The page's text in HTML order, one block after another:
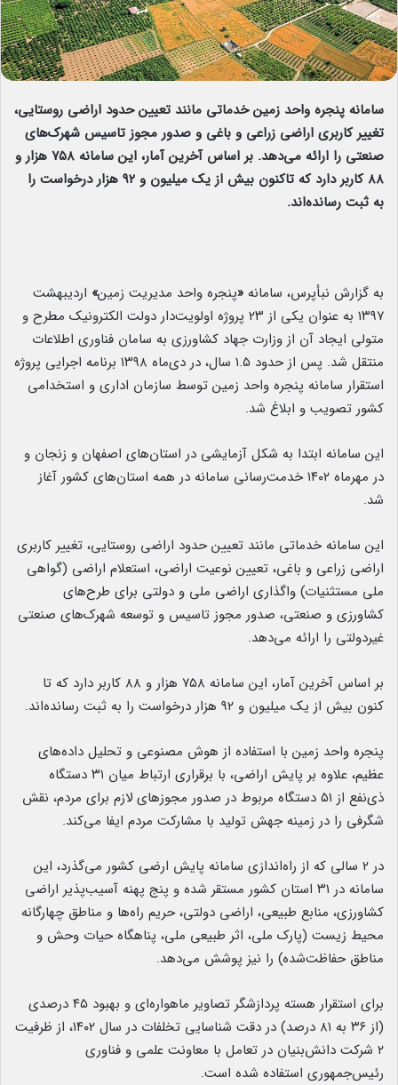
سامانه پنجره واحد زمین خدماتی مانند تعیین حدود اراضی روستایی،
تغییر کاربری اراضی زراعی و باغی و صدور مجوز تاسیس شهرک‌های
صنعتی را ارائه می‌دهد. بر اساس آخرین آمار، این سامانه ۷۵۸ هزار و
۸۸ کاربر دارد که تاکنون بیش از یک میلیون و ۹۲ هزار درخواست را
به ثبت رسانده‌اند.
به گزارش نبأپرس، سامانه «پنجره واحد مدیریت زمین» اردیبهشت
۱۳۹۷ به عنوان یکی از ۲۳ پروژه اولویت‌دار دولت الکترونیک مطرح و
متولی ایجاد آن از وزارت جهاد کشاورزی به سامان فناوری اطلاعات
منتقل شد. پس از حدود ۱.۵ سال، در دی‌ماه ۱۳۹۸ برنامه اجرایی پروژه
استقرار سامانه پنجره واحد زمین توسط سازمان اداری و استخدامی
کشور تصویب و ابلاغ شد.
این سامانه ابتدا به شکل آزمایشی در استان‌های اصفهان و زنجان و
در مهرماه ۱۴۰۲ خدمت‌رسانی سامانه در همه استان‌های کشور آغاز
شد.
این سامانه خدماتی مانند تعیین حدود اراضی روستایی، تغییر کاربری
اراضی زراعی و باغی، تعیین نوعیت اراضی، استعلام اراضی (گواهی
ملی مستثنیات) واگذاری اراضی ملی و دولتی برای طرح‌های
کشاورزی و صنعتی، صدور مجوز تاسیس و توسعه شهرک‌های صنعتی
غیردولتی را ارائه می‌دهد.
بر اساس آخرین آمار، این سامانه ۷۵۸ هزار و ۸۸ کاربر دارد که تا
کنون بیش از یک میلیون و ۹۲ هزار درخواست را به ثبت رسانده‌اند.
پنجره واحد زمین با استفاده از هوش مصنوعی و تحلیل داده‌های
عظیم، علاوه بر پایش اراضی، با برقراری ارتباط میان ۳۱ دستگاه
ذی‌نفع از ۵۱ دستگاه مربوط در صدور مجوزهای لازم برای مردم، نقش
شگرفی را در زمینه جهش تولید با مشارکت مردم ایفا می‌کند.
در ۲ سالی که از راه‌اندازی سامانه پایش ارضی کشور می‌گذرد، این
سامانه در ۳۱ استان کشور مستقر شده و پنج پهنه آسیب‌پذیر اراضی
کشاورزی، منابع طبیعی، اراضی دولتی، حریم راه‌ها و مناطق چهارگانه
محیط زیست (پارک ملی، اثر طبیعی ملی، پناهگاه حیات وحش و
مناطق حفاظت‌شده) را نیز پوشش می‌دهد.
برای استقرار هسته پردازشگر تصاویر ماهواره‌ای و بهبود ۴۵ درصدی
(از ۳۶ به ۸۱ درصد) در دقت شناسایی تخلفات در سال ۱۴۰۲، از ظرفیت
۲ شرکت دانش‌بنیان در تعامل با معاونت علمی و فناوری
رئیس‌جمهوری استفاده شده است.